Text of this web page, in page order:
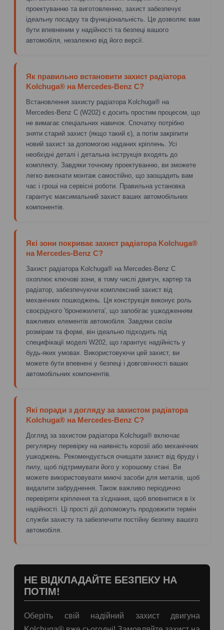
проектуванню та виготовленню, захист забезпечує
ідеальну посадку та функціональність. Це дозволяє вам
бути впевненим у надійності та безпеці вашого
автомобіля, незалежно від його версії.
Як правильно встановити захист радіатора
Kolchuga® на Mercedes-Benz C?
Встановлення захисту радіатора Kolchuga® на
Mercedes-Benz C (W202) є досить простим процесом, що
не вимагає спеціальних навичок. Спочатку потрібно
зняти старий захист (якщо такий є), а потім закріпити
новий захист за допомогою наданих кріплень. Усі
необхідні деталі і детальна інструкція входять до
комплекту. Завдяки точному проектуванню, ви зможете
легко виконати монтаж самостійно, що заощадить вам
час і гроші на сервісні роботи. Правильна установка
гарантує максимальний захист ваших автомобільних
компонентів.
Які зони покриває захист радіатора Kolchuga®
на Mercedes-Benz C?
Захист радіатора Kolchuga® на Mercedes-Benz C
охоплює ключові зони, в тому числі двигун, картер та
радіатор, забезпечуючи комплексний захист від
механічних пошкоджень. Ця конструкція виконує роль
своєрідного 'бронежилета', що запобігає ушкодженням
важливих елементів автомобіля. Завдяки своїм
розмірам та формі, він ідеально підходить під
специфікації моделі W202, що гарантує надійність у
будь-яких умовах. Використовуючи цей захист, ви
можете бути впевнені у безпеці і довговічності ваших
автомобільних компонентів.
Які поради з догляду за захистом радіатора
Kolchuga® на Mercedes-Benz C?
Догляд за захистом радіатора Kolchuga® включає
регулярну перевірку на наявність корозії або механічних
ушкоджень. Рекомендується очищати захист від бруду і
пилу, щоб підтримувати його у хорошому стані. Ви
можете використовувати миючі засоби для металів, щоб
видалити забруднення. Також важливо періодично
перевіряти кріплення та з'єднання, щоб впевнитися в їх
надійності. Ці прості дії допоможуть продовжити термін
служби захисту та забезпечити постійну безпеку вашого
автомобіля.
НЕ ВІДКЛАДАЙТЕ БЕЗПЕКУ НА
ПОТІМ!
Оберіть свій надійний захист двигуна